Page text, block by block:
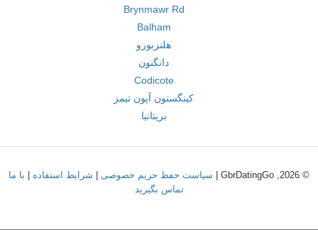
Brynmawr Rd
Balham
هلنزبورو
دانگنون
Codicote
کینگستون آپون تیمز
بریتانیا
© 2026, GbrDatingGo | سیاست حفظ حریم خصوصی شرایط استفاده
با ما
تماس بگیرید